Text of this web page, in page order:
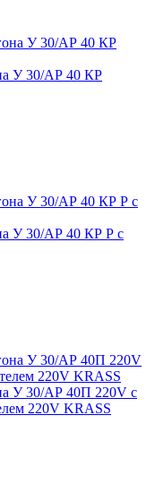
У 30/АР 40 КР
У 30/АР 40 КР Р с
У 30/АР 40П 220V с
220V KRASS